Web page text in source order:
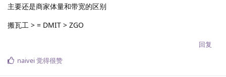
主要还是商家体量和带宽的区别
搬瓦工 > = DMIT > ZGO
回复
naivei觉得很赞